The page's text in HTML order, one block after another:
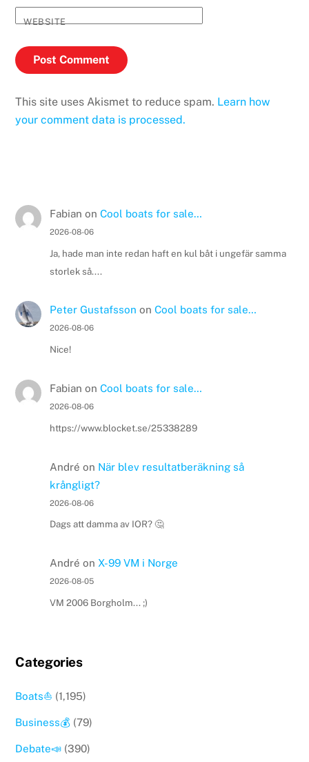
WEBSITE
This site uses Akismet to reduce spam. Learn how
your comment data is processed.
Fabian on Cool boats for sale…
2026-08-06
Ja, hade man inte redan haft en kul båt i ungefär samma
storlek så....
Peter Gustafsson on Cool boats for sale…
2026-08-06
Nice!
Fabian on Cool boats for sale…
2026-08-06
https://www.blocket.se/25338289
André on När blev resultatberäkning så
krångligt?
2026-08-06
Dags att damma av IOR? 🤔
André on X-99 VM i Norge
2026-08-05
VM 2006 Borgholm... ;)
Categories
Boats⛵️ (1,195)
Business💰 (79)
Debate📣 (390)